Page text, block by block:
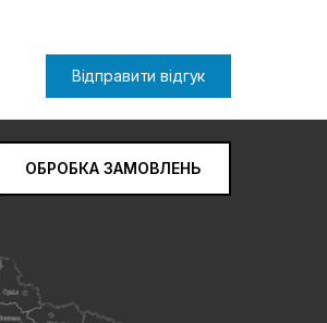
Відправити відгук
ОБРОБКА ЗАМОВЛЕНЬ